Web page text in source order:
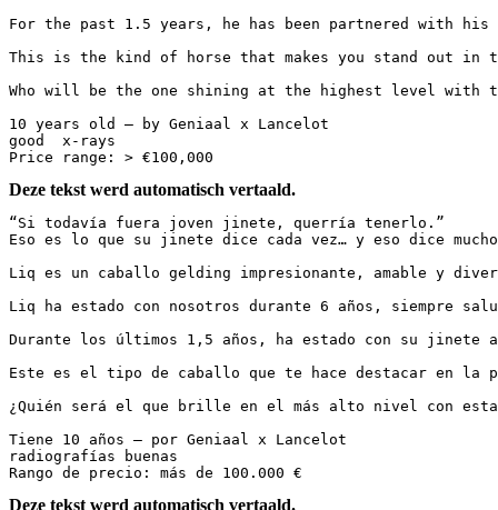
For the past 1.5 years, he has been partnered with
This is the kind of horse that makes you stand out in
Who will be the one shining at the highest level with
10 years old — by Geniaal x Lancelot
good  x-rays
Price range: > €100,000
Deze tekst werd automatisch vertaald.
“Si todavía fuera joven jinete, querría tenerlo.”
Eso es lo que su jinete dice cada vez… y eso dice
Liq es un caballo gelding impresionante, amable y
Liq ha estado con nosotros durante 6 años, siempre
Durante los últimos 1,5 años, ha estado con su jinete
Este es el tipo de caballo que te hace destacar en
¿Quién será el que brille en el más alto nivel con
Tiene 10 años — por Geniaal x Lancelot
radiografías buenas
Rango de precio: más de 100.000 €
Deze tekst werd automatisch vertaald.